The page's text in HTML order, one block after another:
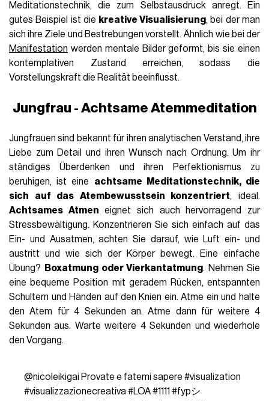
Meditationstechnik, die zum Selbstausdruck anregt. Ein
gutes Beispiel ist die kreative Visualisierung, bei der man
sich ihre Ziele und Bestrebungen vorstellt. Ähnlich wie bei der
Manifestation werden mentale Bilder geformt, bis sie einen
kontemplativen Zustand erreichen, sodass die
Vorstellungskraft die Realität beeinflusst.
Jungfrau - Achtsame Atemmeditation
Jungfrauen sind bekannt für ihren analytischen Verstand, ihre
Liebe zum Detail und ihren Wunsch nach Ordnung. Um ihr
ständiges Überdenken und ihren Perfektionismus zu
beruhigen, ist eine achtsame Meditationstechnik, die
sich auf das Atembewusstsein konzentriert, ideal.
Achtsames Atmen eignet sich auch hervorragend zur
Stressbewältigung. Konzentrieren Sie sich einfach auf das
Ein- und Ausatmen, achten Sie darauf, wie Luft ein- und
austritt und wie sich der Körper bewegt. Eine einfache
Übung?
Boxatmung oder Vierkantatmung. Nehmen Sie
eine bequeme Position mit geradem Rücken, entspannten
Schultern und Händen auf den Knien ein. Atme ein und halte
den Atem für 4 Sekunden an. Atme dann für weitere 4
Sekunden aus. Warte weitere 4 Sekunden und wiederhole
den Vorgang.
@nicoleikigai Provate e fatemi sapere #visualization
#visualizzazionecreativa#LOA#1111 #fypシ